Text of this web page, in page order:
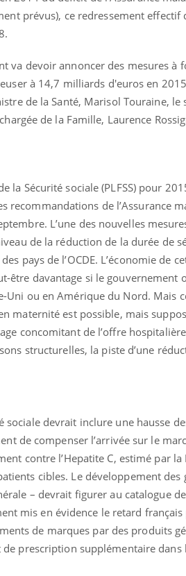
prévus), ce redressement effectif
va devoir annoncer des mesures à
à 14,7 milliards d'euros en
de la Santé, Marisol Touraine, le
de la Famille, Laurence
Sécurité sociale (PLFSS) pour
recommandations de l’Assurance
L’une des nouvelles
de la réduction de la durée de
pays de l’OCDE. L’économie de
être davantage si le gouvernement
Uni ou en Amérique du Nord. Mais
maternité est possible, mais
concomitant de l’offre
structurelles, la piste d’une
devrait inclure une hausse
de compenser l’arrivée sur le
contre l’Hepatite C, estimé par
cibles. Le développement des
– devrait figurer au catalogue
mis en évidence le retard
de marques par des produits
prescription supplémentaire